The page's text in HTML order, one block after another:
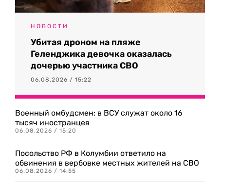
НОВОСТИ
Убитая дроном на пляже
Геленджика девочка оказалась
дочерью участника СВО
06.08.2026 / 15:22
Военный омбудсмен: в ВСУ служат около 16
тысяч иностранцев
06.08.2026 / 15:20
Посольство РФ в Колумбии ответило на
обвинения в вербовке местных жителей на СВО
06.08.2026 / 14:55